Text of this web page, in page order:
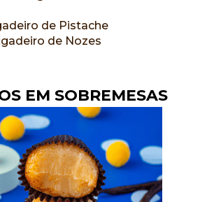
de Pistache
de Nozes
EM SOBREMESAS